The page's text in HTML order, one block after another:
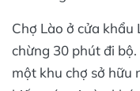
Chợ Lào ở cửa khẩu
chừng 30 phút đi
một khu chợ sở hữu